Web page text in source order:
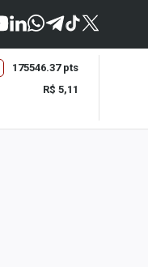
175546.37 pts
R$ 5,11